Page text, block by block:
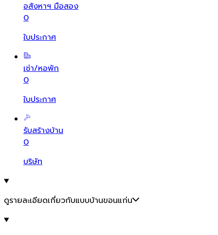
อสังหาฯ มือสอง
0
ใบประกาศ
เช่า/หอพัก
0
ใบประกาศ
รับสร้างบ้าน
0
บริษัท
ดูรายละเอียดเกี่ยวกับแบบบ้านขอนแก่น